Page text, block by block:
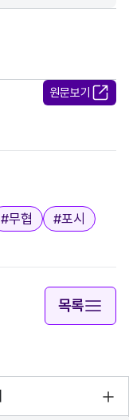
원문보기
#무협 #포시
목록